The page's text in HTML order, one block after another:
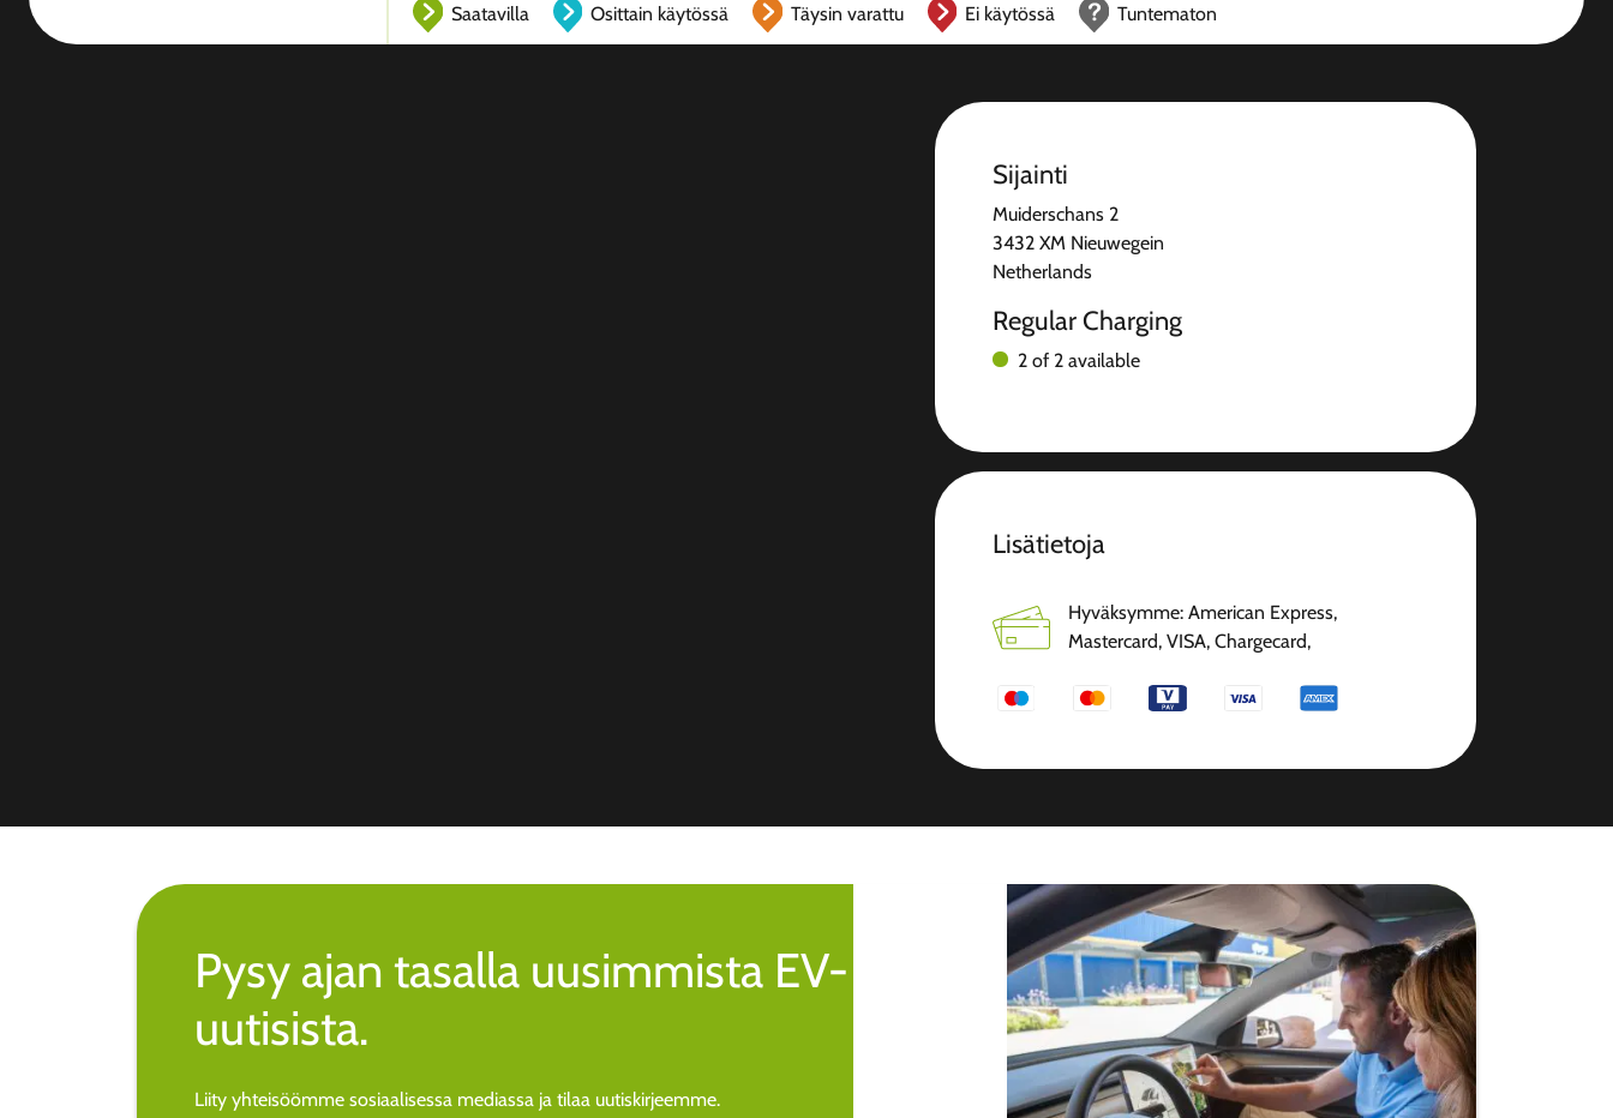
Saatavilla Osittain käytössä Täysin varattu Ei käytössä Tuntematon
Sijainti
Muiderschans 2
3432 XM Nieuwegein
Netherlands
Regular Charging
2 of 2 available
Lisätietoja
Hyväksymme: American Express,
Mastercard, VISA, Chargecard,
Pysy ajan tasalla uusimmista EV-
uutisista.
Liity yhteisöömme sosiaalisessa mediassa ja tilaa uutiskirjeemme.